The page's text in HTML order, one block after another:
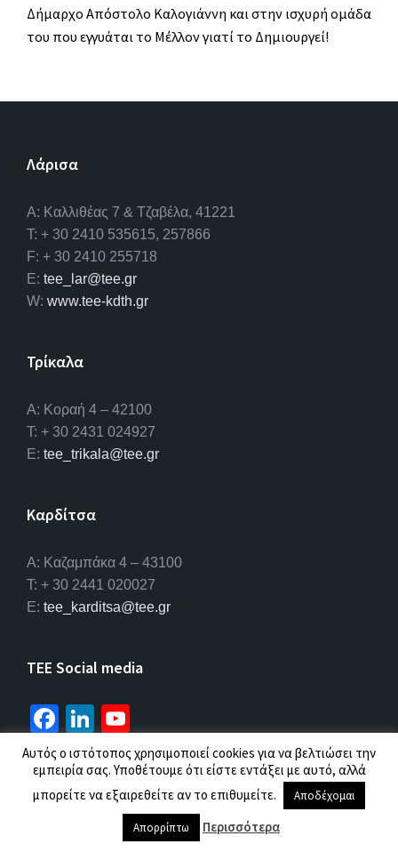
Δήμαρχο Απόστολο Καλογιάννη και στην ισχυρή ομάδα
του που εγγυάται το Μέλλον γιατί το Δημιουργεί!
Λάρισα
A: Καλλιθέας 7 & Τζαβέλα, 41221
T: + 30 2410 535615, 257866
F: + 30 2410 255718
E: tee_lar@tee.gr
W: www.tee-kdth.gr
Τρίκαλα
Α: Κοραή 4 – 42100
T: + 30 2431 024927
E: tee_trikala@tee.gr
Καρδίτσα
Α: Καζαμπάκα 4 – 43100
T: + 30 2441 020027
E: tee_karditsa@tee.gr
TEE Social media
Fa
ce
b
o
Li
n
ke
dI
u
T
u
b
© 2026 ΤΕΕ |Πολιτική προσωπικών δεδομένων
Αυτός ο ιστότοπος χρησιμοποιεί cookies για να βελτιώσει την
εμπειρία σας. Υποθέτουμε ότι είστε εντάξει με αυτό, αλλά
μπορείτε να εξαιρεθείτε αν το επιθυμείτε.
Αποδέχομαι
Απορρίπτω Περισσότερα